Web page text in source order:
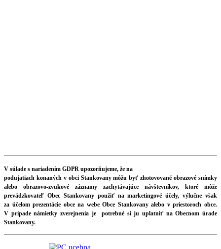
V súlade s nariadením GDPR upozorňujeme, že na
podujatiach konaných v obci Stankovany môžu byť zhotovované obrazové snímky
alebo obrazovo-zvukové záznamy zachytávajúce návštevníkov, ktoré môže
prevádzkovateľ Obec Stankovany použiť na marketingové účely, výlučne však
za účelom prezentácie obce na webe Obce Stankovany alebo v priestoroch obce.
V prípade námietky zverejnenia je potrebné si ju uplatniť na Obecnom úrade
Stankovany.